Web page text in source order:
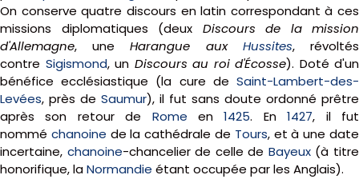
On conserve quatre discours en latin correspondant à ces
missions diplomatiques (deux Discours de la mission
d'Allemagne, uneHarangue aux Hussites, révoltés
contre Sigismond, un Discours au roi d'Écosse). Doté d'un
bénéfice ecclésiastique (la cure de Saint-Lambert-des-
Levées, près de Saumur), il fut sans doute ordonné prêtre
après son retour de Rome en1425. En1427, il fut
nommé chanoine de la cathédrale de Tours, et à une date
incertaine, chanoine-chancelier de celle de Bayeux(à titre
honorifique, laNormandie étant occupée par les Anglais).